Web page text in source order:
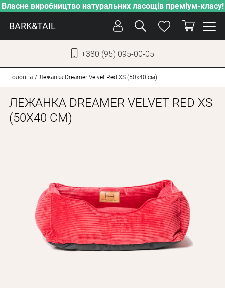
Власне виробництво натуральних ласощів преміум-класу!
BARK&TAIL
+380 (95) 095-00-05
СОБАКИ
АКЦІЇ
БЛОГ
Оплата і доставка
Програма лояльності
Головна Лежанка Dreamer Velvet Red XS (50x40 см)
ЛЕЖАНКА DREAMER VELVET RED XS
(50X40 СМ)